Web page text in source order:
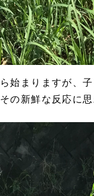
始まりますが、
の新鮮な反応に思